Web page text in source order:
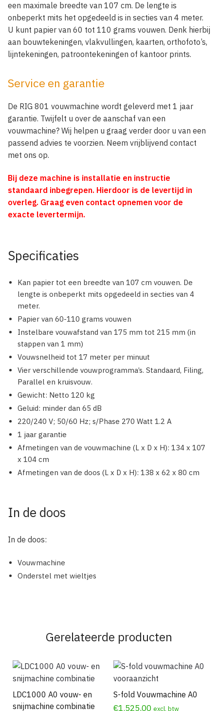
een maximale breedte van 107 cm. De lengte is
onbeperkt mits het opgedeeld is in secties van 4 meter.
U kunt papier van 60 tot 110 grams vouwen. Denk hierbij
aan bouwtekeningen, vlakvullingen, kaarten, orthofoto’s,
lijntekeningen, patroontekeningen of kantoor prints.
Service en garantie
De RIG 801 vouwmachine wordt geleverd met 1 jaar
garantie. Twijfelt u over de aanschaf van een
vouwmachine? Wij helpen u graag verder door u van een
passend advies te voorzien. Neem vrijblijvend contact
met ons op.
Bij deze machine is installatie en instructie
standaard inbegrepen. Hierdoor is de levertijd in
overleg. Graag even contact opnemen voor de
exacte levertermijn.
Specificaties
Kan papier tot een breedte van 107 cm vouwen. De
lengte is onbeperkt mits opgedeeld in secties van 4
meter.
Papier van 60-110 grams vouwen
Instelbare vouwafstand van 175 mm tot 215 mm (in
stappen van 1 mm)
Vouwsnelheid tot 17 meter per minuut
Vier verschillende vouwprogramma’s. Standaard, Filing,
Parallel en kruisvouw.
Gewicht: Netto 120 kg
Geluid: minder dan 65 dB
220/240 V; 50/60 Hz; s/Phase 270 Watt 1.2 A
1 jaar garantie
Afmetingen van de vouwmachine (L x D x H): 134 x 107
x 104 cm
Afmetingen van de doos (L x D x H): 138 x 62 x 80 cm
In de doos
In de doos:
Vouwmachine
Onderstel met wieltjes
Gerelateerde producten
LDC1000 A0 vouw- en
snijmachine combinatie
S-fold Vouwmachine A0
€1.525,00 excl. btw